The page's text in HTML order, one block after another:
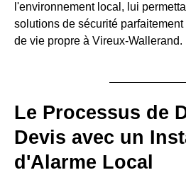
l'environnement local, lui
solutions de sécurité
de vie propre à Vireux-Wallerand.
Le Processus de
Devis avec un
d'Alarme Local